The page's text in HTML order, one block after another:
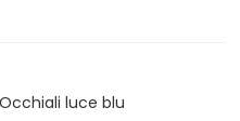
Occhiali luce blu